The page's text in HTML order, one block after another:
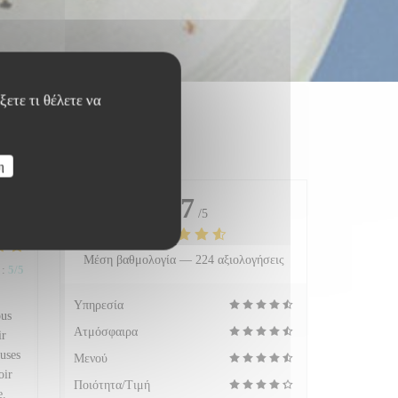
τι θέλετε να
: 5/5
4.7 /5
Μέση βαθμολογία — 224 αξιολογήσεις
Υπηρεσία
Ατμόσφαιρα
Μενού
Ποιότητα/Τιμή